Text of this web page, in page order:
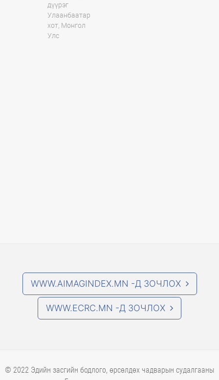
дүүрэг
Улаанбаатар
хот, Монгол
Улс
WWW.AIMAGINDEX.MN -Д ЗОЧЛОХ
WWW.ECRC.MN -Д ЗОЧЛОХ
© 2022 Эдийн засгийн бодлого, өрсөлдөх чадварын судалгааны